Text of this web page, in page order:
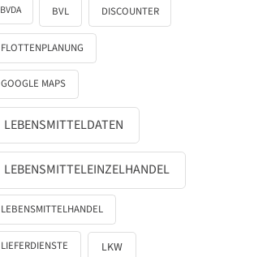
BVDA BVL DISCOUNTER
FLOTTENPLANUNG
GOOGLE MAPS
LEBENSMITTELDATEN
LEBENSMITTELEINZELHANDEL
LEBENSMITTELHANDEL
LIEFERDIENSTE LKW